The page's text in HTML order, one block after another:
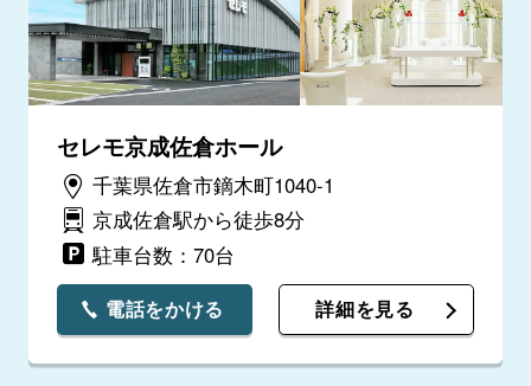
セレモ京成佐倉ホール
千葉県佐倉市鏑木町1040-1
京成佐倉駅から徒歩8分
駐車台数：70台
電話をかける 詳細を見る